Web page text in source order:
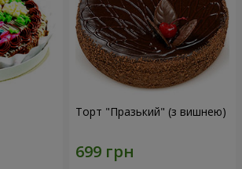
Торт "Празький" (з вишнею)